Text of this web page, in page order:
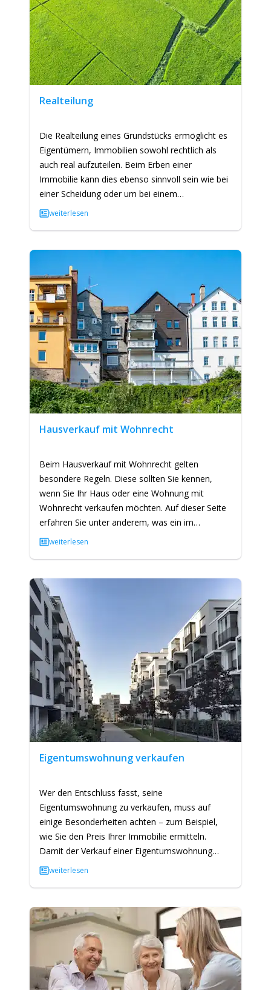
Realteilung
Die Realteilung eines Grundstücks ermöglicht es
Eigentümern, Immobilien sowohl rechtlich als
auch real aufzuteilen. Beim Erben einer
Immobilie kann dies ebenso sinnvoll sein wie bei
einer Scheidung oder um bei einem
Immobilienverkauf einen höheren…
weiterlesen
Hausverkauf mit Wohnrecht
Beim Hausverkauf mit Wohnrecht gelten
besondere Regeln. Diese sollten Sie kennen,
wenn Sie Ihr Haus oder eine Wohnung mit
Wohnrecht verkaufen möchten. Auf dieser Seite
erfahren Sie unter anderem, was ein im
Grundbuch eingetragenes lebenslanges…
weiterlesen
Eigentumswohnung verkaufen
Wer den Entschluss fasst, seine
Eigentumswohnung zu verkaufen, muss auf
einige Besonderheiten achten – zum Beispiel,
wie Sie den Preis Ihrer Immobilie ermitteln.
Damit der Verkauf einer Eigentumswohnung
nicht zur Herausforderung wird, gilt es deshalb…
weiterlesen